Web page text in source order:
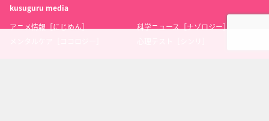
kusuguru media
アニメ情報［にじめん］
科学ニュース［ナゾロジー］